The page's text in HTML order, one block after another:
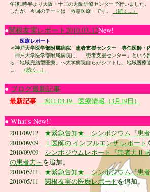
午後1時半より大阪・十三の大阪研修センターで行いました
したが、今回のテーマは「救急医療」です。
（続く...）
●関根友実レポート2010.03.12New!
医療レポート
＜神戸大学医学部附属病院 患者支援センター 専任医師・
神戸大学医学部附属病院に、「患者支援センター」という
ら「地域完結型医療」へ大学病院自らがシフトし、地域医
し、
（続く...）
● ブログ最新記事
最新記事 2011.03.19 医療情報（3月19日）
● What's New!!
2011/09/12 ★緊急告知★ シンポジウム『患者
2010/09/09
Ｉ医師の インフルエンザ レポート
2010/09/09 シンポジウムレポート『患者力Ⅱ
の患者力～を追加。
2010/05/11 ★緊急告知★ シンポジウム『患者
2010/05/11 関根友実の医療レポートを追加。